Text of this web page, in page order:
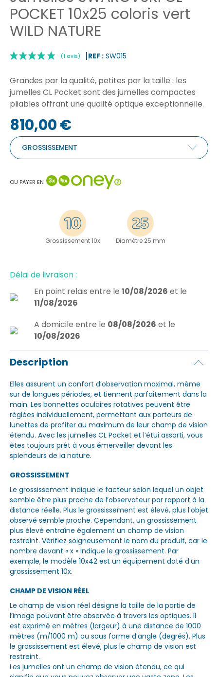
POCKET 10x25 coloris vert
WILD NATURE
REF : SW015
(1 avis) |
Grandes par la qualité, petites par la taille : les
jumelles CL Pocket sont des jumelles compactes
pliables offrant une qualité optique exceptionnelle.
810,00 €
GROSSISSEMENT
OU PAYER EN
Grossissement 10x Diamètre 25 mm
Délai de livraison :
En point relais entre le 10/08/2026 et le
11/08/2026
A domicile entre le 08/08/2026 et le
10/08/2026
Description
Elles assurent un confort d’observation maximal, même
sur de longues périodes, et tiennent parfaitement dans la
main. Les bonnettes oculaires rotatives peuvent être
réglées individuellement, permettant aux porteurs de
lunettes de profiter au maximum de leur champ de vision
étendu. Avec les jumelles CL Pocket et l’étui assorti, vous
êtes toujours prêt à vous émerveiller devant les
splendeurs de la nature.
GROSSISSEMENT
Le grossissement indique le facteur selon lequel un objet
semble être plus proche de l’observateur par rapport à la
distance réelle. Plus le grossissement est élevé, plus l’objet
observé semble proche. Cependant, un grossissement
plus élevé entraîne également un champ de vision
restreint. Vérifiez soigneusement le nom du produit, car le
nombre devant « x » indique le grossissement. Par
exemple, le modèle 10x42 est un équipement doté d’un
grossissement 10x.
CHAMP DE VISION RÉEL
Le champ de vision réel désigne la taille de la partie de
l’image pouvant être observée à travers les optiques. Il
est exprimé en mètres (largeur) à une distance de 1000
mètres (m/1000 m) ou sous forme d’angle (degrés). Plus
le grossissement est élevé, plus le champ de vision est
restreint.
Les jumelles ont un champ de vision étendu, ce qui